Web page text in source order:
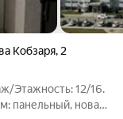
Кобзаря, 2
Этажность: 12/16.